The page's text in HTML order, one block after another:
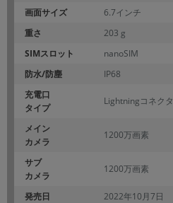
画面サイズ 6.7インチ
重さ 203 g
SIMスロット
nanoSIM
防水/防塵
IP68
充電口
タイプ
Lightningコネクタ
メイン
カメラ
1200万画素
サブ
カメラ
1200万画素
発売日 2022年10月7日